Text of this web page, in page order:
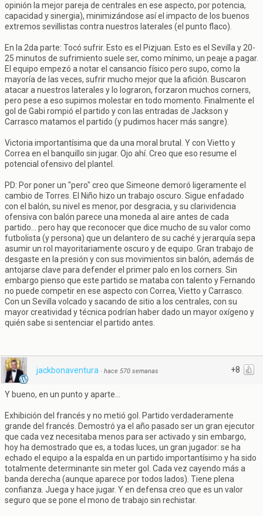
opinión la mejor pareja de centrales en ese aspecto, por potencia,
capacidad y sinergia), minimizándose así el impacto de los buenos
extremos sevillistas contra nuestros laterales (el punto flaco).
En la 2da parte: Tocó sufrir. Esto es el Pizjuan. Esto es el Sevilla y 20-
25 minutos de sufrimiento suele ser, como mínimo, un peaje a pagar.
El equipo empezó a notar el cansancio físico pero supo, como la
mayoría de las veces, sufrir mucho mejor que la afición. Buscaron
atacar a nuestros laterales y lo lograron, forzaron muchos corners,
pero pese a eso supimos molestar en todo momento. Finalmente el
gol de Gabi rompió el partido y con las entradas de Jackson y
Carrasco matamos el partido (y pudimos hacer más sangre).
Victoria importantísima que da una moral brutal. Y con Vietto y
Correa en el banquillo sin jugar. Ojo ahí. Creo que eso resume el
potencial ofensivo del plantel.
PD: Por poner un "pero" creo que Simeone demoró ligeramente el
cambio de Torres. El Niño hizo un trabajo oscuro. Sigue enfadado
con el balón, su nivel es menor, por desgracia, y su clarividencia
ofensiva con balón parece una moneda al aire antes de cada
partido... pero hay que reconocer que dice mucho de su valor como
futbolista (y persona) que un delantero de su caché y jerarquía sepa
asumir un rol mayoritariamente oscuro y de equipo. Gran trabajo de
desgaste en la presión y con sus movimientos sin balón, además de
antojarse clave para defender el primer palo en los corners. Sin
embargo pienso que este partido se mataba con talento y Fernando
no puede competir en ese aspecto con Correa, Vietto y Carrasco.
Con un Sevilla volcado y sacando de sitio a los centrales, con su
mayor creatividad y técnica podrían haber dado un mayor oxígeno y
quién sabe si sentenciar el partido antes.
+8
jackbonaventura · hace 570 semanas
Y bueno, en un punto y aparte...
Exhibición del francés y no metió gol. Partido verdaderamente
grande del francés. Demostró ya el año pasado ser un gran ejecutor
que cada vez necesitaba menos para ser activado y sin embargo,
hoy ha demostrado que es, a todas luces, un gran jugador: se ha
echado el equipo a la espalda en un partido importantísimo y ha sido
totalmente determinante sin meter gol. Cada vez cayendo más a
banda derecha (aunque aparece por todos lados). Tiene plena
confianza. Juega y hace jugar. Y en defensa creo que es un valor
seguro que se pone el mono de trabajo sin rechistar.